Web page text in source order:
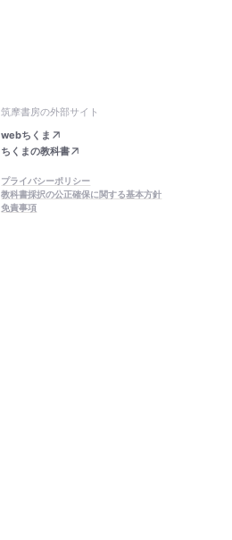
筑摩書房の外部サイト
webちくま
ちくまの教科書
プライバシーポリシー
教科書採択の公正確保に関する基本方針
免責事項